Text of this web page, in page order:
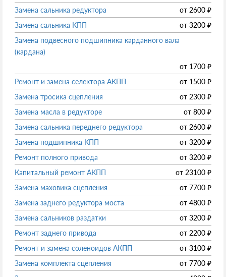
Замена сальника редуктора
от 2600 ₽
Замена сальника КПП
от 3200 ₽
Замена подвесного подшипника карданного вала
(кардана)
от 1700 ₽
Ремонт и замена селектора АКПП
от 1500 ₽
Замена тросика сцепления
от 2300 ₽
Замена масла в редукторе
от 800 ₽
Замена сальника переднего редуктора
от 2600 ₽
Замена подшипника КПП
от 3200 ₽
Ремонт полного привода
от 3200 ₽
Капитальный ремонт АКПП
от 23100 ₽
Замена маховика сцепления
от 7700 ₽
Замена заднего редуктора моста
от 4800 ₽
Замена сальников раздатки
от 3200 ₽
Ремонт заднего привода
от 2200 ₽
Ремонт и замена соленоидов АКПП
от 3100 ₽
Замена комплекта сцепления
от 7700 ₽